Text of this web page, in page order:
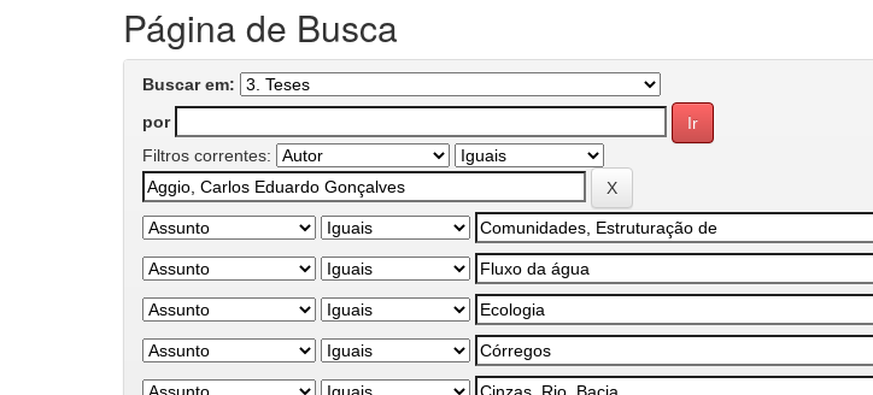
Página de Busca
Buscar em:
por
Filtros correntes: